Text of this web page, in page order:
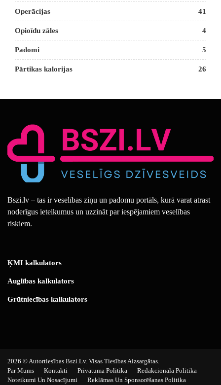
Operācijas 41
Opioīdu zāles 4
Padomi 5
Pārtikas kalorijas 26
Bszi.lv – tas ir veselības ziņu un padomu portāls, kurā varat atrast
noderīgus ieteikumus un uzzināt par iespējamiem veselības
riskiem.
ĶMI kalkulators
Auglības kalkulators
Grūtniecības kalkulators
2026 © Autortiesības Bszi.lv. Visas Tiesības Aizsargātas.
Par Mums
Kontakti Privātuma Politika
Redakcionālā Politika
Noteikumi Un Nosacījumi
Reklāmas Un Sponsorēšanas Politika